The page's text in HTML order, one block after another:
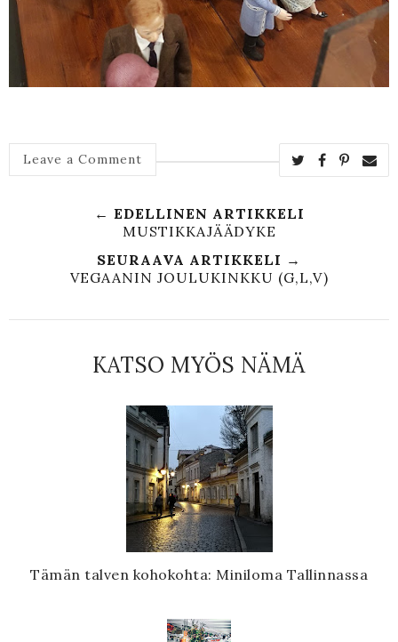
Leave a Comment
← EDELLINEN ARTIKKELI
MUSTIKKAJÄÄDYKE
SEURAAVA ARTIKKELI →
VEGAANIN JOULUKINKKU (G,L,V)
KATSO MYÖS NÄMÄ
Tämän talven kohokohta: Miniloma Tallinnassa